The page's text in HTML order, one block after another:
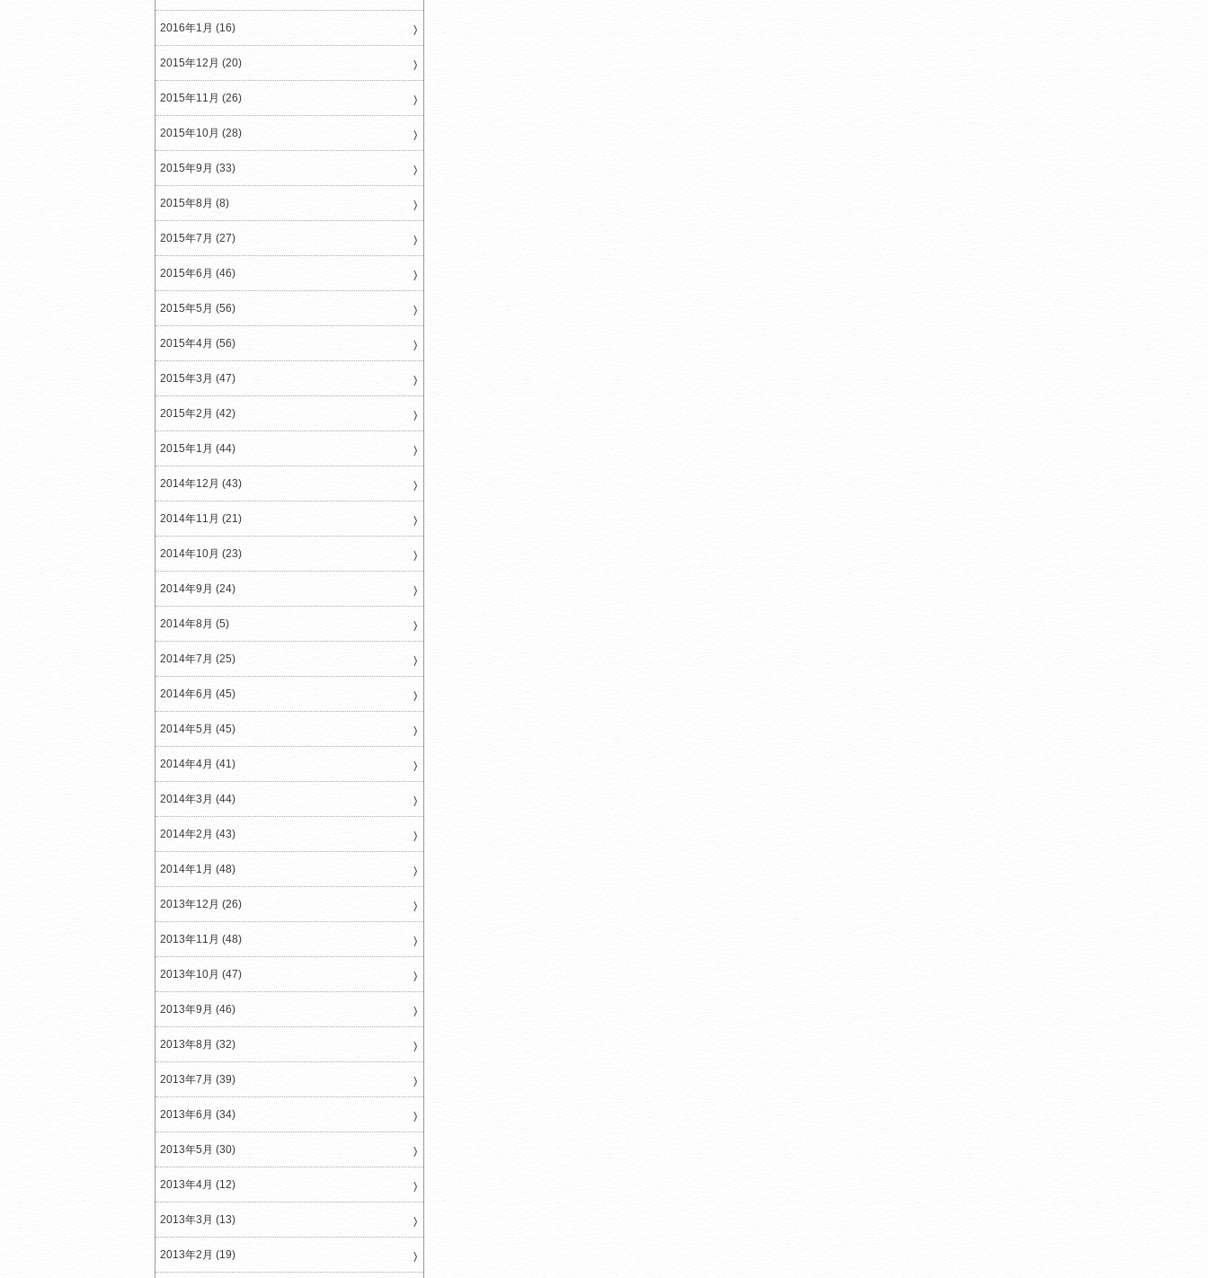
2016年1月 (16)
2015年12月 (20)
2015年11月 (26)
2015年10月 (28)
2015年9月 (33)
2015年8月 (8)
2015年7月 (27)
2015年6月 (46)
2015年5月 (56)
2015年4月 (56)
2015年3月 (47)
2015年2月 (42)
2015年1月 (44)
2014年12月 (43)
2014年11月 (21)
2014年10月 (23)
2014年9月 (24)
2014年8月 (5)
2014年7月 (25)
2014年6月 (45)
2014年5月 (45)
2014年4月 (41)
2014年3月 (44)
2014年2月 (43)
2014年1月 (48)
2013年12月 (26)
2013年11月 (48)
2013年10月 (47)
2013年9月 (46)
2013年8月 (32)
2013年7月 (39)
2013年6月 (34)
2013年5月 (30)
2013年4月 (12)
2013年3月 (13)
2013年2月 (19)